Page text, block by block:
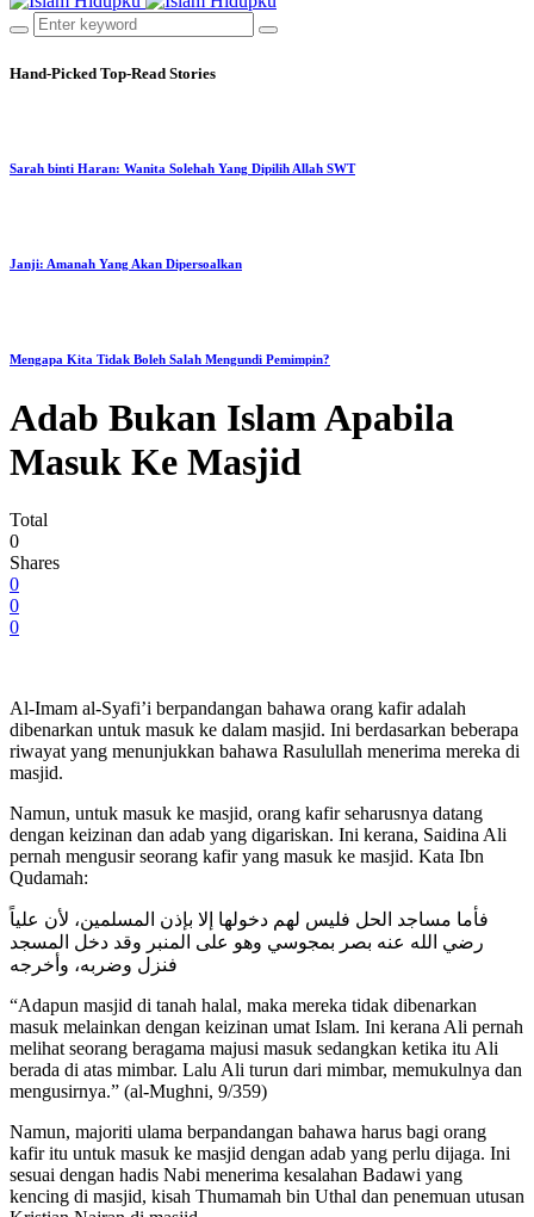
Hand-Picked Top-Read Stories
Sarah binti Haran: Wanita Solehah Yang Dipilih Allah SWT
Janji: Amanah Yang Akan Dipersoalkan
Mengapa Kita Tidak Boleh Salah Mengundi Pemimpin?
Adab Bukan Islam Apabila
Masuk Ke Masjid
Total
0
Shares
0
0
0
Al-Imam al-Syafi’i berpandangan bahawa orang kafir adalah
dibenarkan untuk masuk ke dalam masjid. Ini berdasarkan beberapa
riwayat yang menunjukkan bahawa Rasulullah menerima mereka di
masjid.
Namun, untuk masuk ke masjid, orang kafir seharusnya datang
dengan keizinan dan adab yang digariskan. Ini kerana, Saidina Ali
pernah mengusir seorang kafir yang masuk ke masjid. Kata Ibn
Qudamah:
فأما مساجد الحل فليس لهم دخولها إلا بإذن المسلمين، لأن علياً
رضي الله عنه بصر بمجوسي وهو على المنبر وقد دخل المسجد
فنزل وضربه، وأخرجه
“Adapun masjid di tanah halal, maka mereka tidak dibenarkan
masuk melainkan dengan keizinan umat Islam. Ini kerana Ali pernah
melihat seorang beragama majusi masuk sedangkan ketika itu Ali
berada di atas mimbar. Lalu Ali turun dari mimbar, memukulnya dan
mengusirnya.” (al-Mughni, 9/359)
Namun, majoriti ulama berpandangan bahawa harus bagi orang
kafir itu untuk masuk ke masjid dengan adab yang perlu dijaga. Ini
sesuai dengan hadis Nabi menerima kesalahan Badawi yang
kencing di masjid, kisah Thumamah bin Uthal dan penemuan utusan